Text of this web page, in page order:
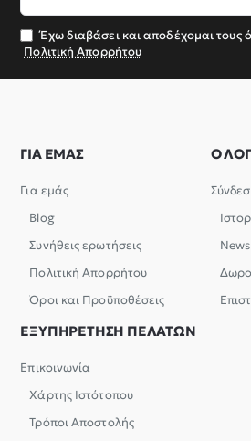
email
σας
Έχω διαβάσει και αποδέχομαι τους
Πολιτική Απορρήτου
ΓΙΑ ΕΜΑΣ
Για εμάς
Blog
Συνήθεις ερωτήσεις
Πολιτική Απορρήτου
Όροι και Προϋποθέσεις
Ο
ΕΞΥΠΗΡΕΤΗΣΗ ΠΕΛΑΤΩΝ
Επικοινωνία
Χάρτης Ιστότοπου
Τρόποι Αποστολής